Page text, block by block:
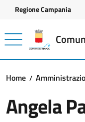
Vai ai contenuti
Vai al footer
Regione Campania
Home
Angela